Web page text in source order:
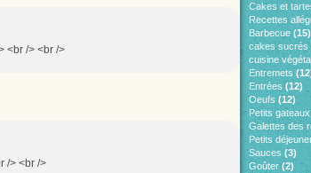
<br /> <br />
/> <br />
Cakes et
Recettes
Barbecue (15)
cakes sucrés
cuisine
Entremets
Entrées (12)
Oeufs (12)
Petits
Galettes des
Petits
Sauces (3)
Goûter(2)